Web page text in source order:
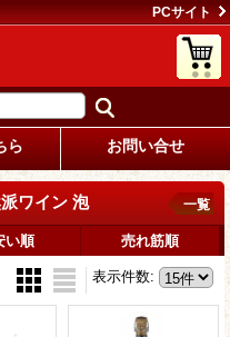
PCサイト
ら お問い合せ
ワイン 泡 一覧
い順 売れ筋順
表示件数: